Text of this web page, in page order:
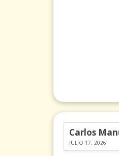
JULIO 17, 2026